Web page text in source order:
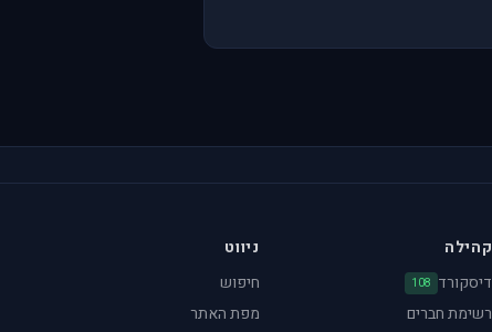
קהילה
דיסקורד 108
רשימת חברים
ניווט
חיפוש
מפת האתר